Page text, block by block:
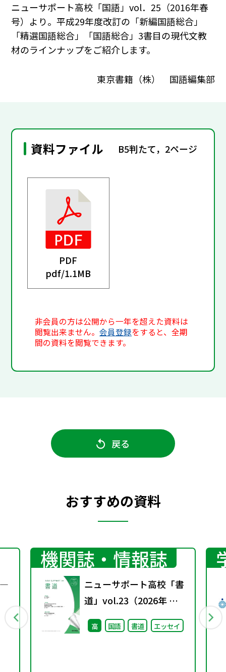
ニューサポート高校「国語」vol．25（2016年春
号）より。平成29年度改訂の「新編国語総合」
「精選国語総合」「国語総合」3書目の現代文教
材のラインナップをご紹介します。
東京書籍（株） 国語編集部
資料ファイル B5判たて，2ページ
PDF
pdf/1.1MB
非会員の方は公開から一年を超えた資料は
閲覧出来ません。会員登録をすると、全期
間の資料を閲覧できます。
戻る
おすすめの資料
―
機関誌・情報誌
ニューサポート高校「書
道」vol.23（2026年 春
号）
高 国語 書道 エッセイ